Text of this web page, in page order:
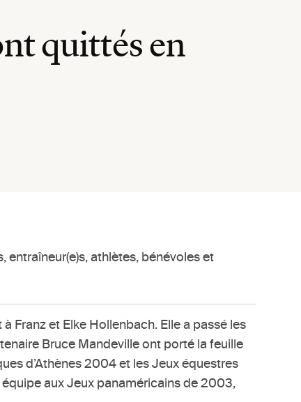
quittés en
entraîneur(e)s, athlètes, bénévoles et
Franz et Elke Hollenbach. Elle a passé les
Bruce Mandeville ont porté la feuille
d’Athènes 2004 et les Jeux équestres
aux Jeux panaméricains de 2003,